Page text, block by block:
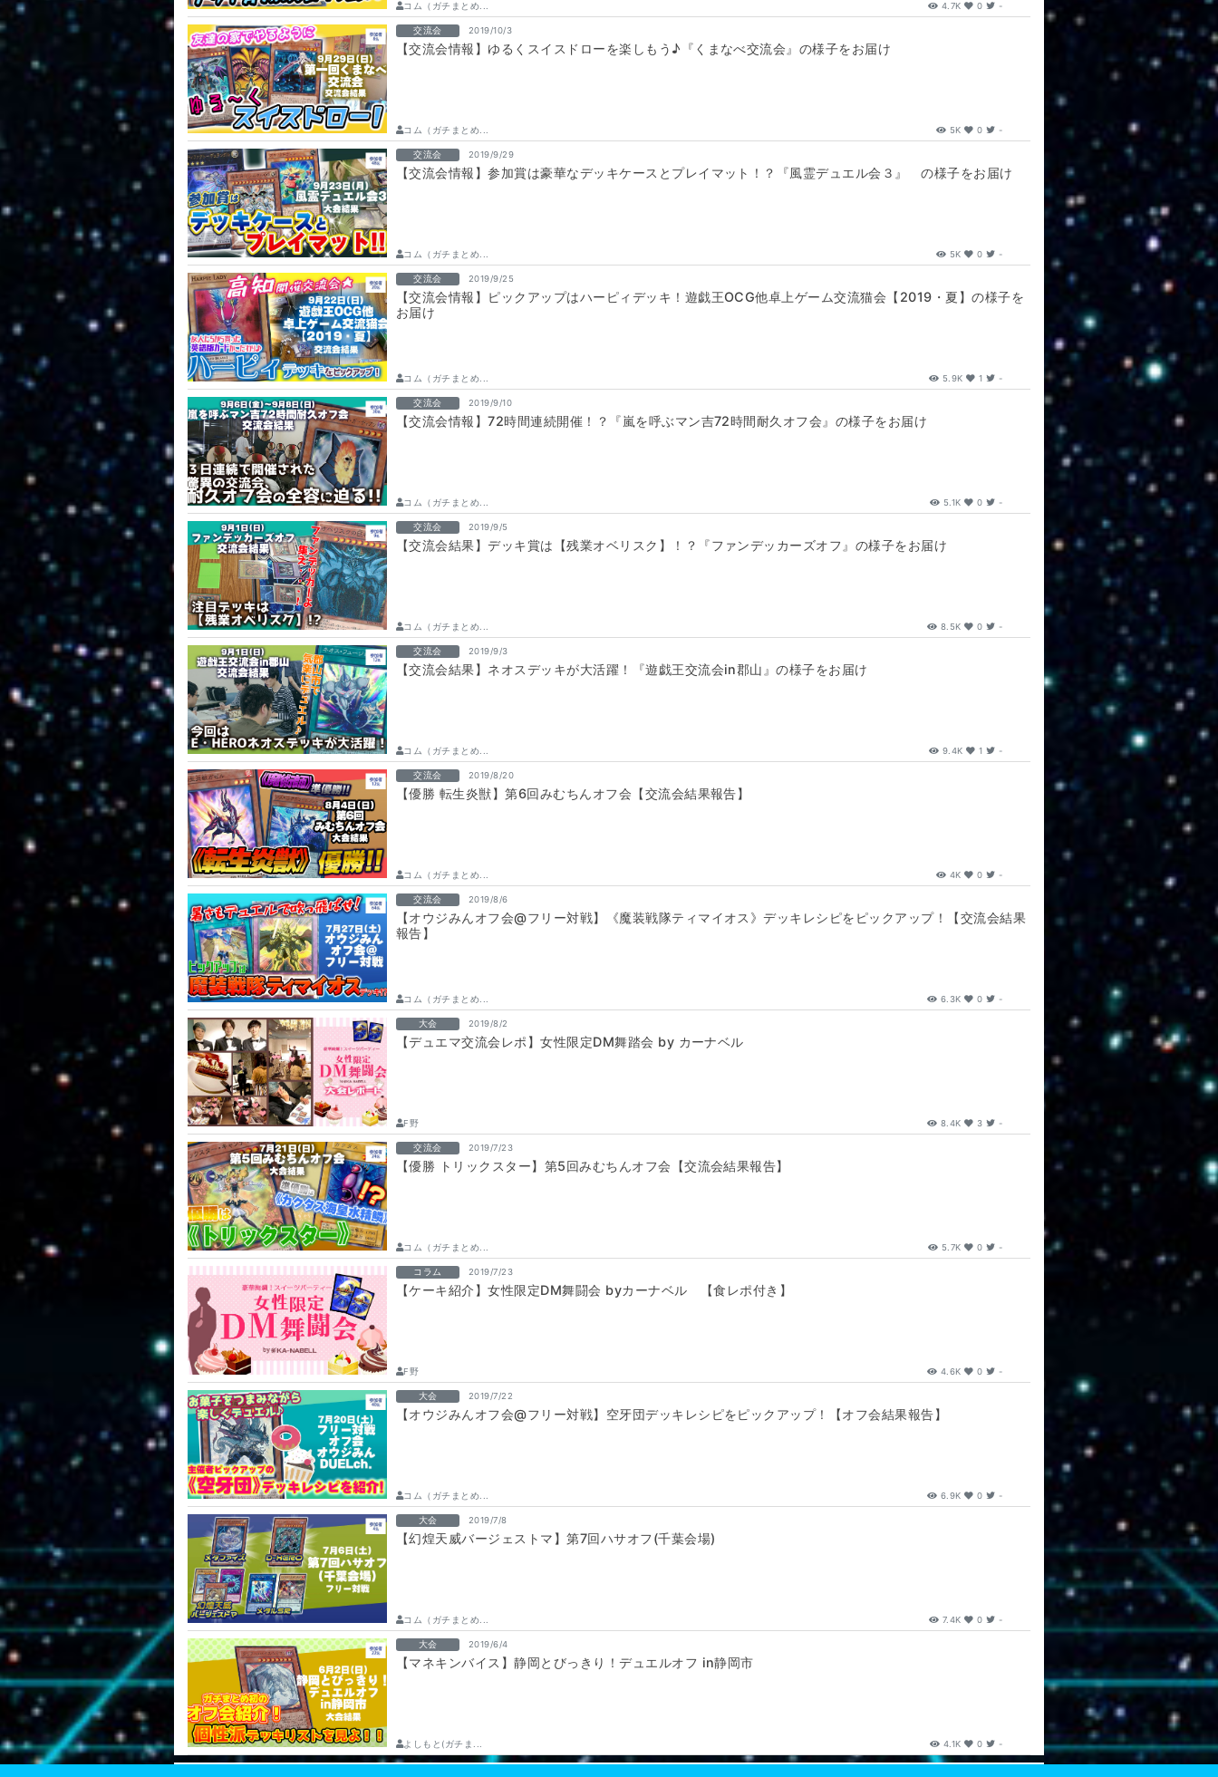
コム（ガチまとめ... 4.7K 0 -
交流会 2019/10/3
【交流会情報】ゆるくスイスドローを楽しもう♪『くまなべ交流会』の様子をお届け
コム（ガチまとめ... 5K 0 -
交流会 2019/9/29
【交流会情報】参加賞は豪華なデッキケースとプレイマット！？『風霊デュエル会３』 の様子をお届け
コム（ガチまとめ... 5K 0 -
交流会 2019/9/25
【交流会情報】ピックアップはハーピィデッキ！遊戯王OCG他卓上ゲーム交流猫会【2019・夏】の様子を
お届け
コム（ガチまとめ... 5.9K 1 -
交流会 2019/9/10
【交流会情報】72時間連続開催！？『嵐を呼ぶマン吉72時間耐久オフ会』の様子をお届け
コム（ガチまとめ... 5.1K 0 -
交流会 2019/9/5
【交流会結果】デッキ賞は【残業オベリスク】！？『ファンデッカーズオフ』の様子をお届け
コム（ガチまとめ... 8.5K 0 -
交流会 2019/9/3
【交流会結果】ネオスデッキが大活躍！『遊戯王交流会in郡山』の様子をお届け
コム（ガチまとめ... 9.4K 1 -
交流会 2019/8/20
【優勝 転生炎獣】第6回みむちんオフ会【交流会結果報告】
コム（ガチまとめ... 4K 0 -
交流会 2019/8/6
【オウジみんオフ会@フリー対戦】《魔装戦隊ティマイオス》デッキレシピをピックアップ！【交流会結果
報告】
コム（ガチまとめ... 6.3K 0 -
大会 2019/8/2
【デュエマ交流会レポ】女性限定DM舞踏会 by カーナベル
F野 8.4K 3 -
交流会 2019/7/23
【優勝 トリックスター】第5回みむちんオフ会【交流会結果報告】
コム（ガチまとめ... 5.7K 0 -
コラム 2019/7/23
【ケーキ紹介】女性限定DM舞闘会 byカーナベル 【食レポ付き】
F野 4.6K 0 -
大会 2019/7/22
【オウジみんオフ会@フリー対戦】空牙団デッキレシピをピックアップ！【オフ会結果報告】
コム（ガチまとめ... 6.9K 0 -
大会 2019/7/8
【幻煌天威バージェストマ】第7回ハサオフ(千葉会場)
コム（ガチまとめ... 7.4K 0 -
大会 2019/6/4
【マネキンバイス】静岡とびっきり！デュエルオフ in静岡市
よしもと(ガチま... 4.1K 0 -